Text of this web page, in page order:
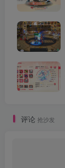
评论 抢沙发